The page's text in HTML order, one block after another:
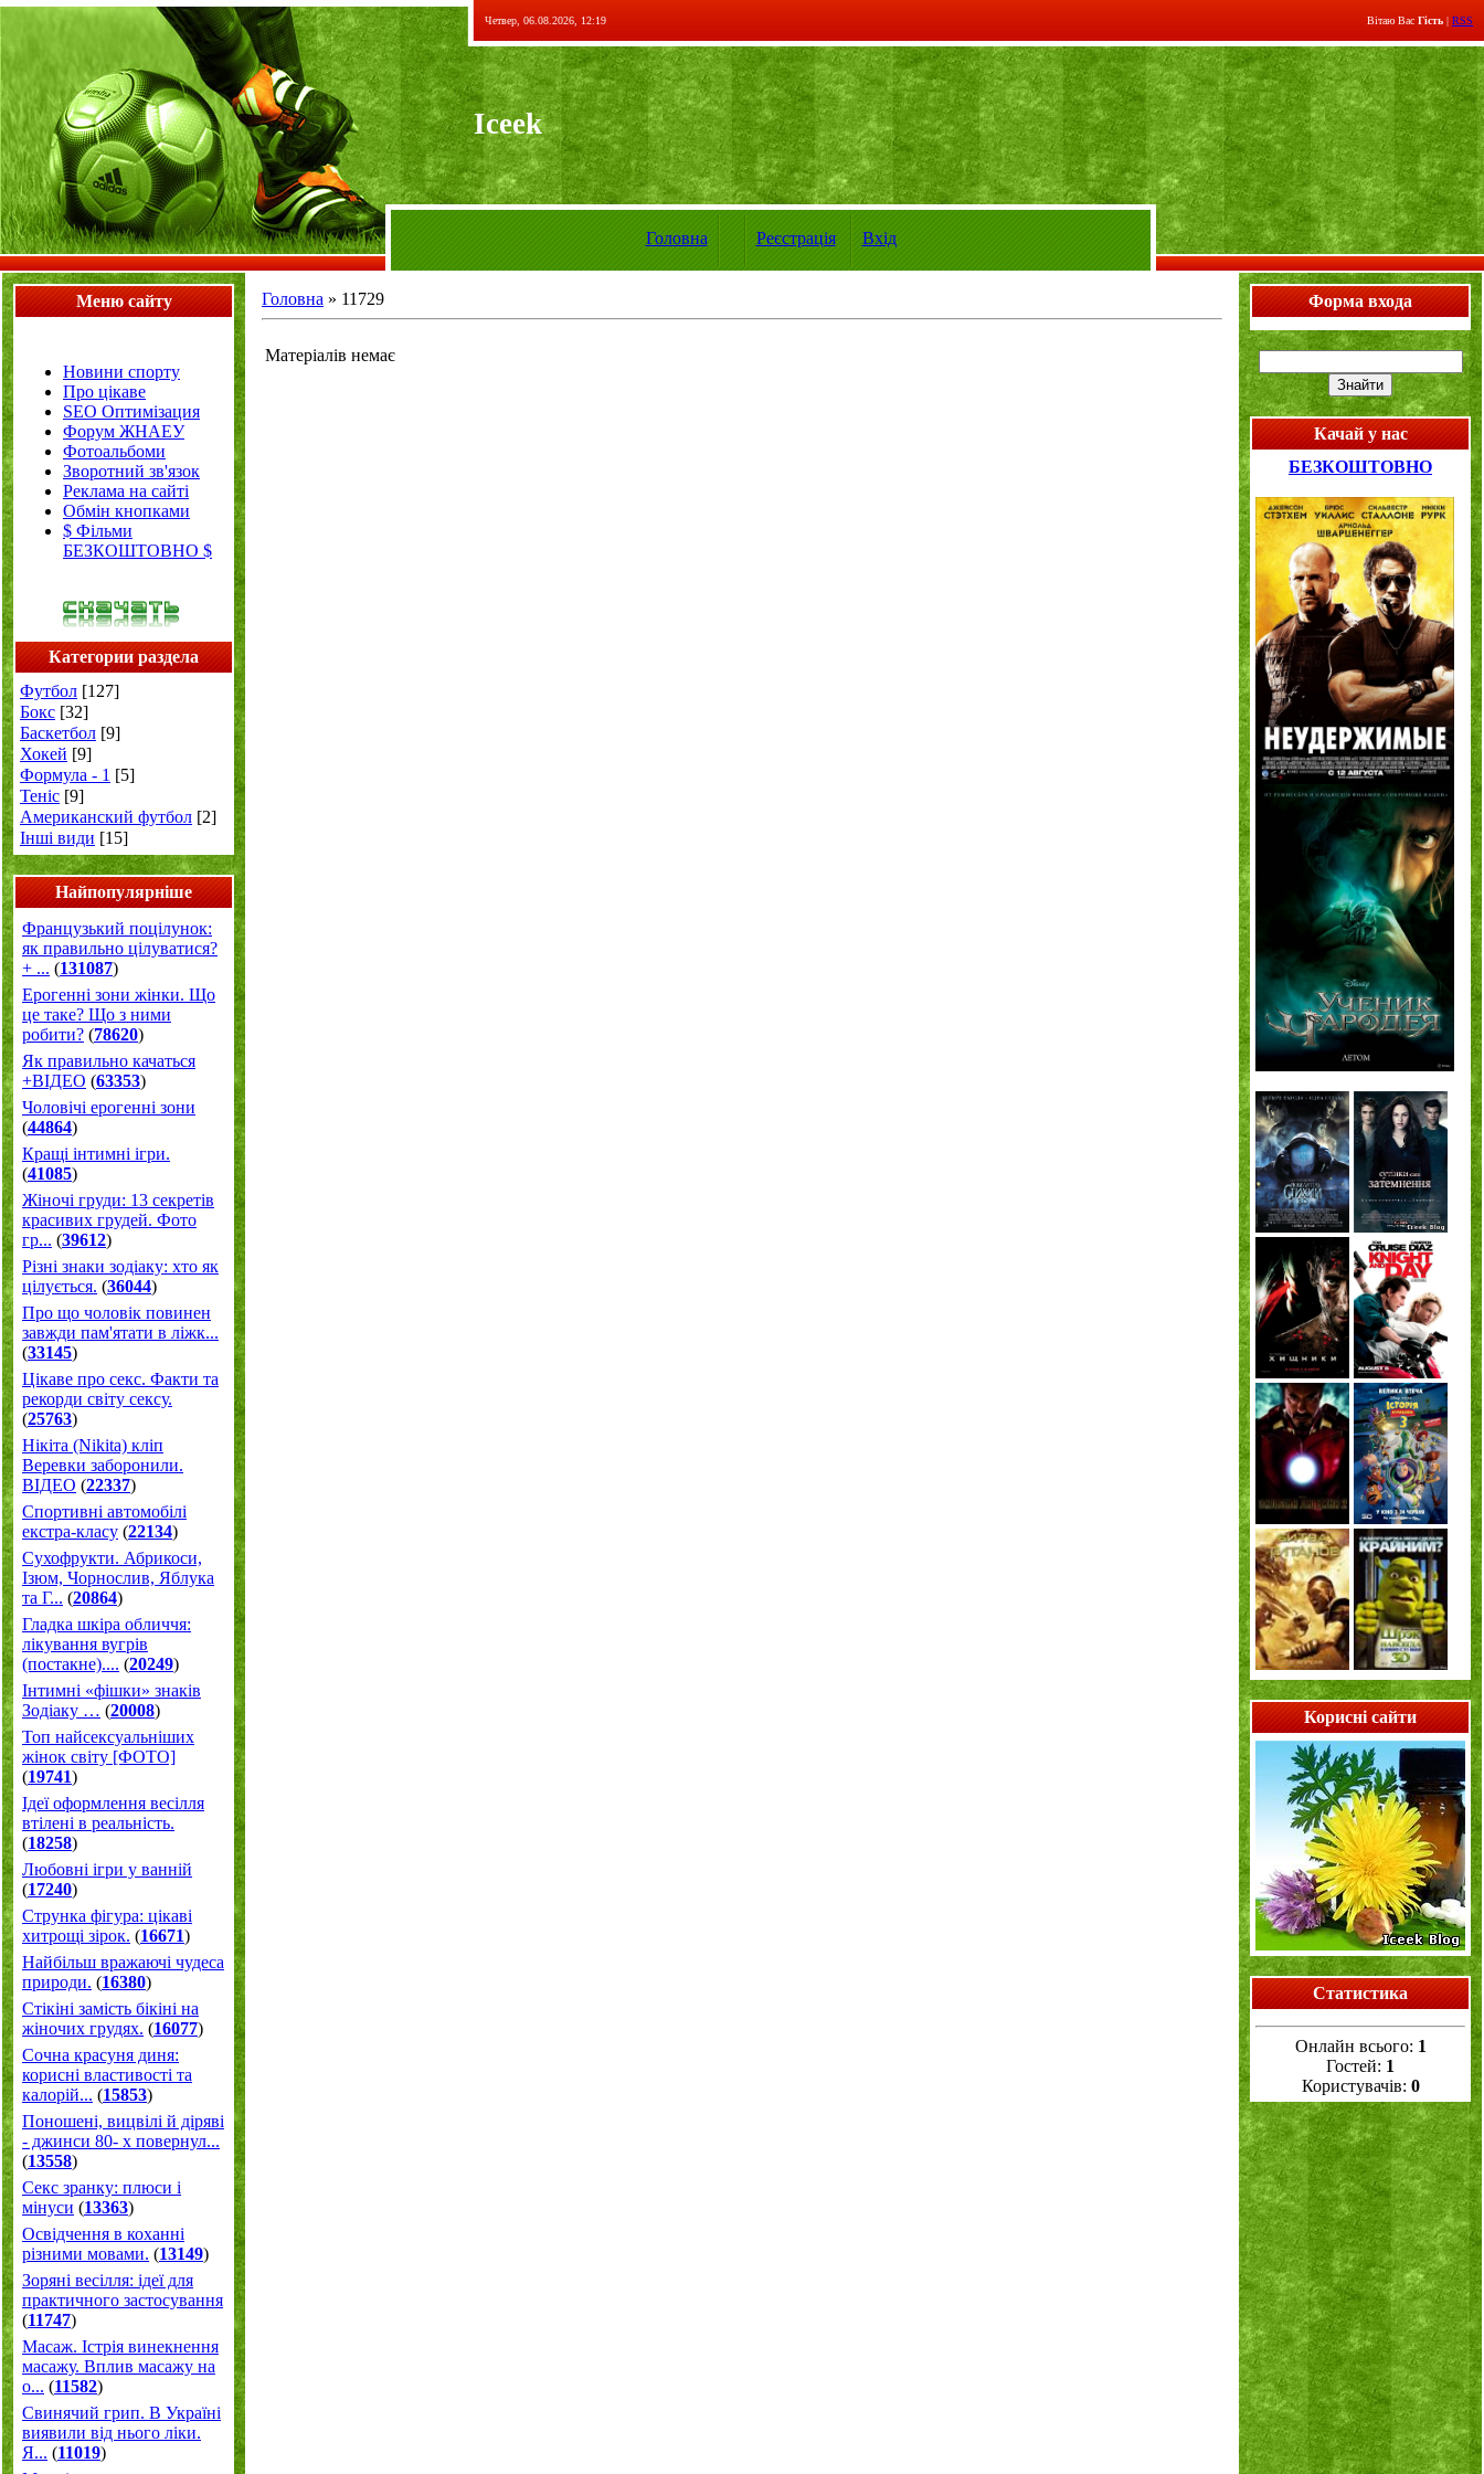
Четвер, 06.08.2026, 12:19 Вітаю Вас Гість | RSS
Iceek
Головна Реєстрація Вхід
Меню сайту
Новини спорту
Про цікаве
SEO Оптимізация
Форум ЖНАЕУ
Фотоальбоми
Зворотний зв'язок
Реклама на сайті
Обмін кнопками
$ Фільми
БЕЗКОШТОВНО $
Категории раздела
Футбол [127]
Бокс [32]
Баскетбол [9]
Хокей [9]
Формула - 1 [5]
Теніс [9]
Американский футбол [2]
Інші види [15]
Найпопулярніше
Французький поцілунок:
як правильно цілуватися?
+ ... (131087)
Ерогенні зони жінки. Що
це таке? Що з ними
робити? (78620)
Як правильно качаться
+ВІДЕО (63353)
Чоловічі ерогенні зони
(44864)
Кращі інтимні ігри.
(41085)
Жіночі груди: 13 секретів
красивих грудей. Фото
гр... (39612)
Різні знаки зодіаку: хто як
цілується. (36044)
Про що чоловік повинен
завжди пам'ятати в ліжк...
(33145)
Цікаве про секс. Факти та
рекорди світу сексу.
(25763)
Нікіта (Nikita) кліп
Веревки заборонили.
ВІДЕО (22337)
Спортивні автомобілі
екстра-класу (22134)
Cухофрукти. Абрикоси,
Ізюм, Чорнослив, Яблука
та Г... (20864)
Гладка шкіра обличчя:
лікування вугрів
(постакне).... (20249)
Інтимні «фішки» знаків
Зодіаку … (20008)
Топ найсексуальніших
жінок світу [ФОТО]
(19741)
Ідеї оформлення весілля
втілені в реальність.
(18258)
Любовні ігри у ванній
(17240)
Струнка фігура: цікаві
хитрощі зірок. (16671)
Найбільш вражаючі чудеса
природи. (16380)
Стікіні замість бікіні на
жіночих грудях. (16077)
Сочна красуня диня:
корисні властивості та
калорій... (15853)
Поношені, вицвілі й діряві
- джинси 80- х повернул...
(13558)
Секс зранку: плюси і
мінуси (13363)
Освідчення в коханні
різними мовами. (13149)
Зоряні весілля: ідеї для
практичного застосування
(11747)
Масаж. Істрія винекнення
масажу. Вплив масажу на
о... (11582)
Свинячий грип. В Україні
виявили від нього ліки.
Я... (11019)
Головна » 11729
Матеріалів немає
Форма входа
Качай у нас
БЕЗКОШТОВНО
Корисні сайти
Статистика
Онлайн всього: 1
Гостей: 1
Користувачів: 0